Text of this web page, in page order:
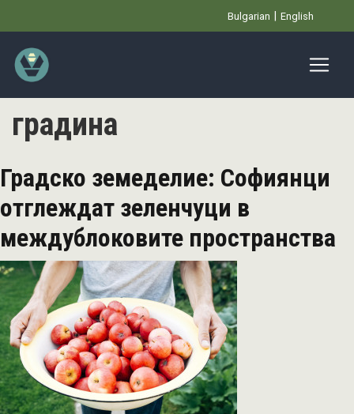
към
Bulgarian English
градина
Градско земеделие: Софиянци
отглеждат зеленчуци в
междублоковите пространства